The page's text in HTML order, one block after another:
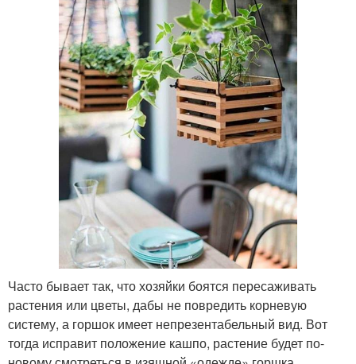
Часто бывает так, что хозяйки боятся пересаживать
растения или цветы, дабы не повредить корневую
систему, а горшок имеет непрезентабельный вид. Вот
тогда исправит положение кашпо, растение будет по-